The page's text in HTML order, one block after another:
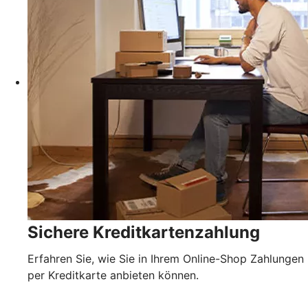
Sichere Kreditkartenzahlung
Erfahren Sie, wie Sie in Ihrem Online-Shop Zahlungen
per Kreditkarte anbieten können.